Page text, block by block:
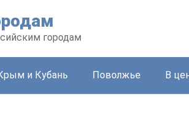
городам
и Кубань Поволжье В